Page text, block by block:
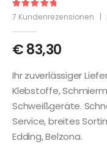
5 out of 5
7 Kundenrezensionen |
€83,30
Ihr zuverlässiger
Klebstoffe,
Schweißgeräte.
Service, breites
Edding, Belzona.